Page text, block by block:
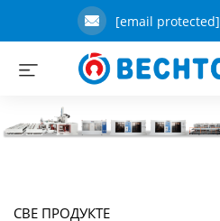
[email protected]
СВЕ ПРОДУКТЕ